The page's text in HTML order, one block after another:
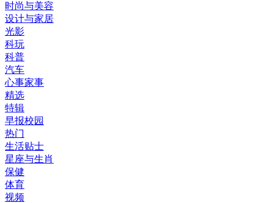
时尚与美容
设计与家居
光影
科玩
科普
汽车
心事家事
精选
特辑
早报校园
热门
生活贴士
星座与生肖
保健
体育
视频